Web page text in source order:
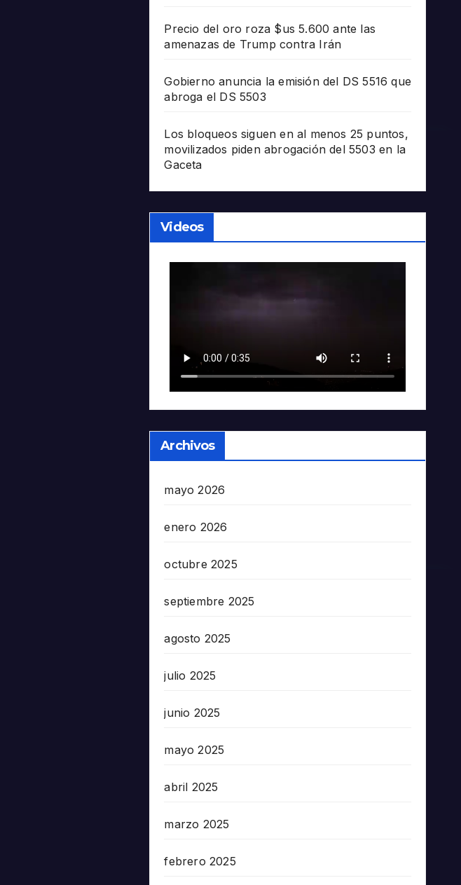
Precio del oro roza $us 5.600 ante las
amenazas de Trump contra Irán
Gobierno anuncia la emisión del DS 5516 que
abroga el DS 5503
Los bloqueos siguen en al menos 25 puntos,
movilizados piden abrogación del 5503 en la
Gaceta
Videos
Archivos
mayo 2026
enero 2026
octubre 2025
septiembre 2025
agosto 2025
julio 2025
junio 2025
mayo 2025
abril 2025
marzo 2025
febrero 2025